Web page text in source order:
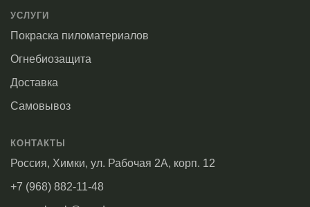
УСЛУГИ
Покраска пиломатериалов
Огнебиозащита
Доставка
Самовывоз
КОНТАКТЫ
Россия, Химки, ул. Рабочая 2А, корп. 12
+7 (968) 882-11-48